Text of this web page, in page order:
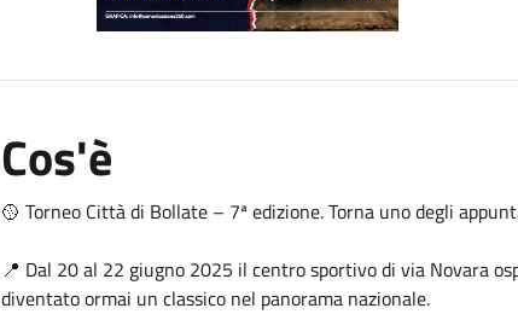
Cos'è
🥎 Torneo Città di Bollate – 7ª edizione. Torna uno degli
📍 Dal 20 al 22 giugno 2025 il centro sportivo di via Novara
diventato ormai un classico nel panorama nazionale.